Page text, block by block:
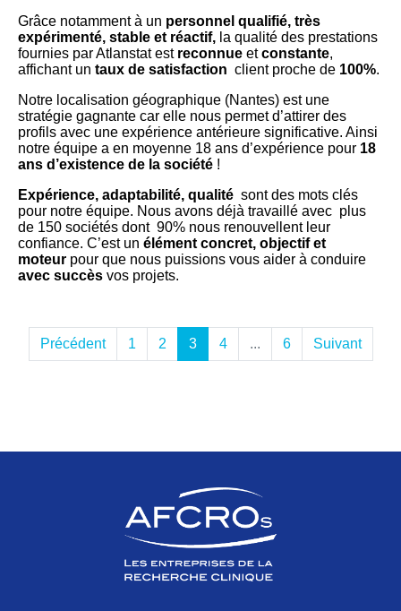
Grâce notamment à un personnel qualifié, très
expérimenté, stable et réactif, la qualité des prestations
fournies par Atlanstat est reconnue etconstante,
affichant un taux de satisfaction client proche de 100%.
Notre localisation géographique (Nantes) est une
stratégie gagnante car elle nous permet d’attirer des
profils avec une expérience antérieure significative. Ainsi
notre équipe a en moyenne 18 ans d’expérience pour 18
ans d’existence de la société !
Expérience, adaptabilité, qualité sont des mots clés
pour notre équipe. Nous avons déjà travaillé avec plus
de 150 sociétés dont 90% nous renouvellent leur
confiance. C’est un élément concret, objectif et
moteur pour que nous puissions vous aider à conduire
avec succès vos projets.
Précédent 1 2 3 4 ... 6 Suivant